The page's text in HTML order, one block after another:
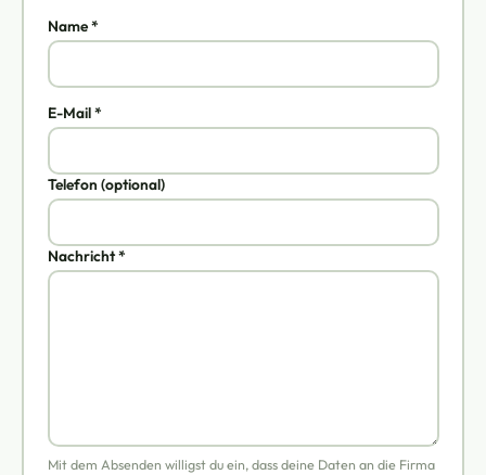
Name *
E-Mail *
Telefon (optional)
Nachricht *
Mit dem Absenden willigst du ein, dass deine Daten an die Firma